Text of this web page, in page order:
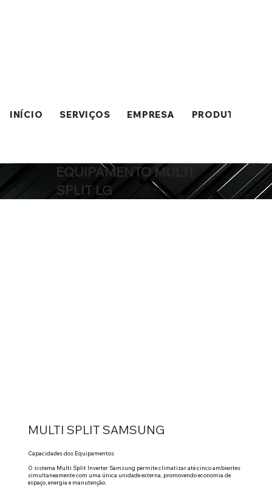
INÍCIO SERVIÇOS EMPRESA PRODUTOS
EQUIPAMENTO MULTI
SPLIT LG
MULTI SPLIT SAMSUNG
Capacidades dos Equipamentos
O sistema Multi Split Inverter Samsung permite climatizar até cinco ambientes
simultaneamente com uma única unidade externa, promovendo economia de
espaço, energia e manutenção.